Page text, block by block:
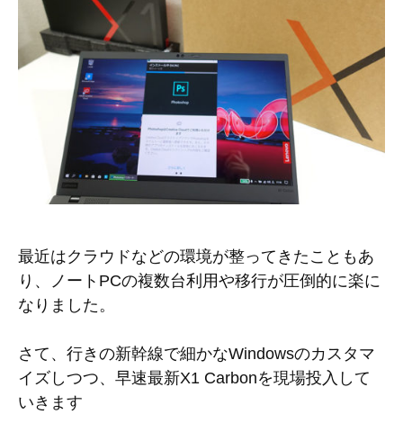
最近はクラウドなどの環境が整ってきたこともあ
り、ノートPCの複数台利用や移行が圧倒的に楽に
なりました。
さて、行きの新幹線で細かなWindowsのカスタマ
イズしつつ、早速最新X1 Carbonを現場投入して
いきます